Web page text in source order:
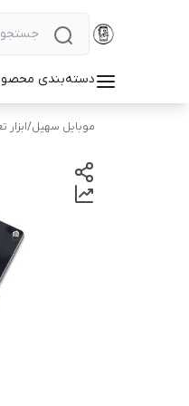
دسته‌بندی
موبایل سهیل/ابزار